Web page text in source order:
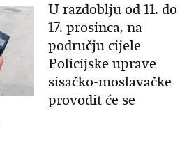
U razdoblju od 11. do
17. prosinca, na
području cijele
Policijske uprave
sisačko-moslavačke
provodit će se